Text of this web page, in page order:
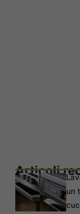
Articoli
un